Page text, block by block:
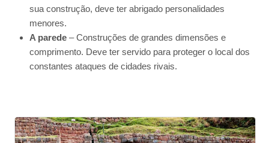
sua construção, deve ter abrigado personalidades
menores.
A parede– Construções de grandes dimensões e
comprimento. Deve ter servido para proteger o local dos
constantes ataques de cidades rivais.